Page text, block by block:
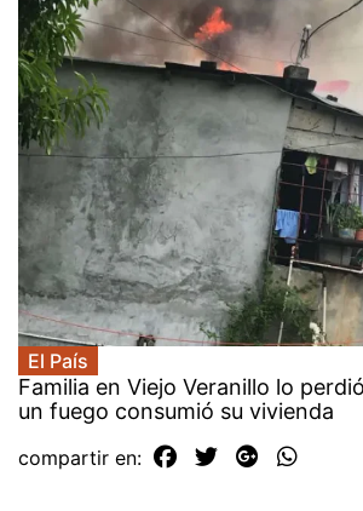
El País
Familia en Viejo Veranillo lo
un fuego consumió su vivienda
compartir en: